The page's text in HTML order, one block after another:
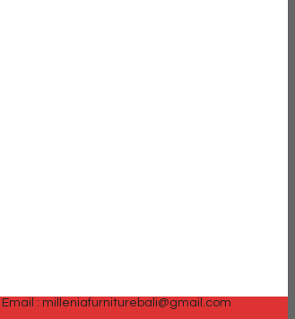
Email : milleniafurniturebali@gmail.com